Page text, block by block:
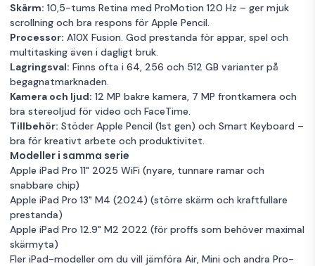
Garanti 12 mån
iPad Pro (2017)
10.5" 256 GB
rymdgrå
3 925 kr
Mycket bra skick 256GB Lagring
Garanti 12 mån
iPad Pro (2017)
10.5" 256 GB
roségold
4 359 kr
Mycket bra skick
Garanti 12 mån
Skärm: 10,5-tums Retina med ProMotion 120 Hz – ger mjuk
scrollning och bra respons för Apple Pencil.
Processor: A10X Fusion. God prestanda för appar, spel och
multitasking även i dagligt bruk.
Lagringsval: Finns ofta i 64, 256 och 512 GB varianter på
begagnatmarknaden.
Kamera och ljud: 12 MP bakre kamera, 7 MP frontkamera och
bra stereoljud för video och FaceTime.
Tillbehör: Stöder Apple Pencil (1st gen) och Smart Keyboard –
bra för kreativt arbete och produktivitet.
Modeller i samma serie
Apple iPad Pro 11" 2025 WiFi (nyare, tunnare ramar och
snabbare chip)
Apple iPad Pro 13" M4 (2024) (större skärm och kraftfullare
prestanda)
Apple iPad Pro 12.9" M2 2022 (för proffs som behöver maximal
skärmyta)
Fler iPad-modeller om du vill jämföra Air, Mini och andra Pro-